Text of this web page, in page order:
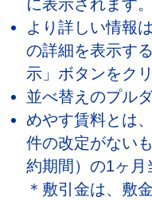
に表示されます
より詳しい情報
の詳細を表示す
示」ボタンをク
並べ替えのプル
めやす賃料とは
件の改定がない
約期間）の1ヶ
＊敷引金は、敷